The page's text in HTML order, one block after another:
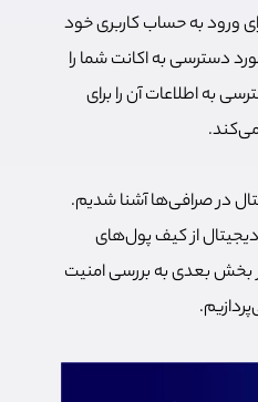
ورود به حساب کاربری خود
دسترسی به اکانت شما را
به اطلاعات آن را برای
در صرافی‌ها آشنا شدیم.
دیجیتال از کیف پول‌های
بعدی به بررسی امنیت